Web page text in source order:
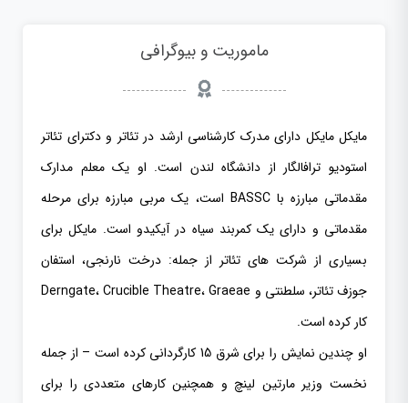
ماموریت و بیوگرافی
مایکل مایکل دارای مدرک کارشناسی ارشد در تئاتر و دکترای تئاتر
استودیو ترافالگار از دانشگاه لندن است. او یک معلم مدارک
مقدماتی مبارزه با BASSC است، یک مربی مبارزه برای مرحله
مقدماتی و دارای یک کمربند سیاه در آیکیدو است. مایکل برای
بسیاری از شرکت های تئاتر از جمله: درخت نارنجی، استفان
جوزف تئاتر، سلطنتی و Derngate، Crucible Theatre، Graeae
کار کرده است.
او چندین نمایش را برای شرق 15 کارگردانی کرده است – از جمله
نخست وزیر مارتین لینچ و همچنین کارهای متعددی را برای